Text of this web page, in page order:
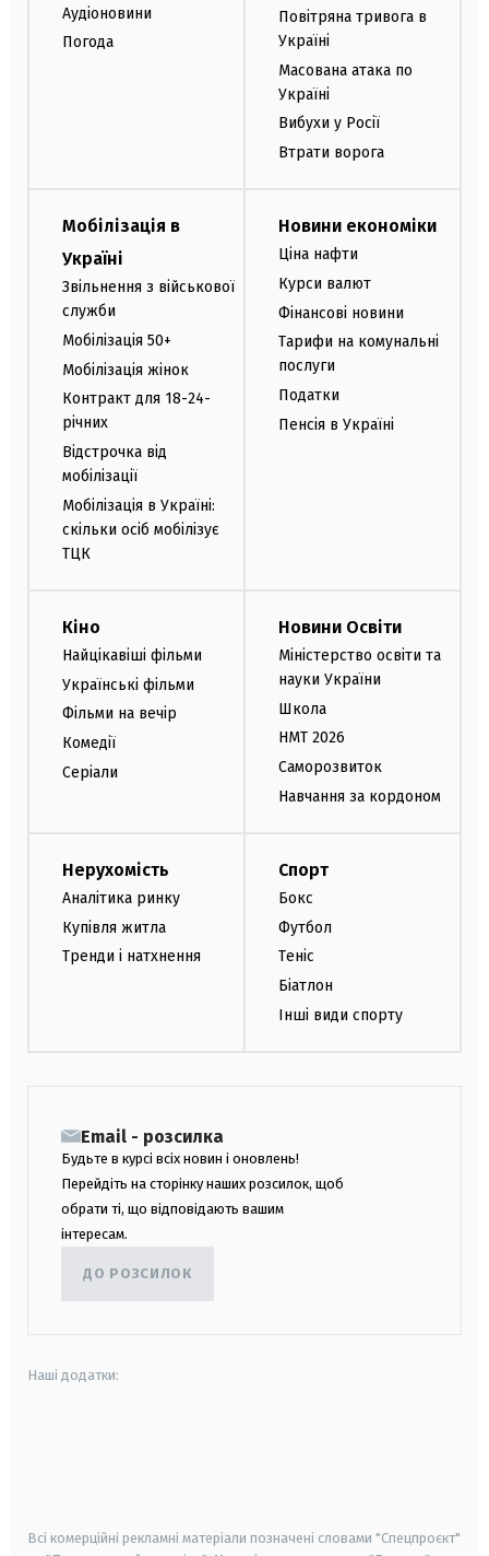
Аудіоновини
Погода
Повітряна тривога в
Україні
Масована атака по
Україні
Вибухи у Росії
Втрати ворога
Мобілізація в
Україні
Звільнення з військової
служби
Мобілізація 50+
Мобілізація жінок
Контракт для 18-24-
річних
Відстрочка від
мобілізації
Мобілізація в Україні:
скільки осіб мобілізує
ТЦК
Новини економіки
Ціна нафти
Курси валют
Фінансові новини
Тарифи на комунальні
послуги
Податки
Пенсія в Україні
Кіно
Найцікавіші фільми
Українські фільми
Фільми на вечір
Комедії
Серіали
Новини Освіти
Міністерство освіти та
науки України
Школа
НМТ 2026
Саморозвиток
Навчання за кордоном
Нерухомість
Аналітика ринку
Купівля житла
Тренди і натхнення
Спорт
Бокс
Футбол
Теніс
Біатлон
Інші види спорту
Email - розсилка
Будьте в курсі всіх новин і оновлень!
Перейдіть на сторінку наших розсилок, щоб
обрати ті, що відповідають вашим
інтересам.
ДО РОЗСИЛОК
Наші додатки:
Всі комерційні рекламні матеріали позначені словами "Спецпроєкт"